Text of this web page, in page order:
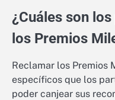
¿Cuáles son
los Premios
Reclamar los Premios
específicos que los
poder canjear sus